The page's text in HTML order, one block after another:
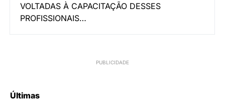
VOLTADAS À CAPACITAÇÃO DESSES
PROFISSIONAIS…
Últimas